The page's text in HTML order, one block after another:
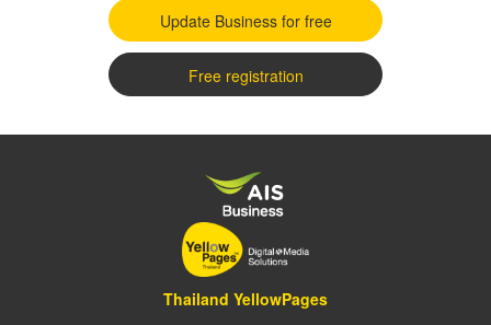
Update Business for free
Free registration
Thailand YellowPages